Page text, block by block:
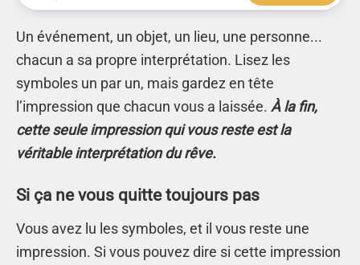
Un événement, un objet, un lieu, une personne...
chacun a sa propre interprétation. Lisez les
symboles un par un, mais gardez en tête
l’impression que chacun vous a laissée. À la fin,
cette seule impression qui vous reste est la
véritable interprétation du rêve.
Si ça ne vous quitte toujours pas
Vous avez lu les symboles, et il vous reste une
impression. Si vous pouvez dire si cette impression